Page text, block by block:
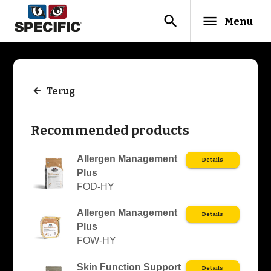
search menu Menu
Terug
Recommended products
Allergen Management
Plus
FOD-HY
Details
Allergen Management
Plus
FOW-HY
Details
Skin Function Support Details